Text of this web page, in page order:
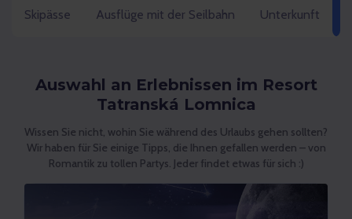
Skipässe Ausflüge mit der Seilbahn Unterkunft
Auswahl an Erlebnissen im Resort
Tatranská Lomnica
Wissen Sie nicht, wohin Sie während des Urlaubs gehen sollten?
Wir haben für Sie einige Tipps, die Ihnen gefallen werden – von
Romantik zu tollen Partys. Jeder findet etwas für sich :)